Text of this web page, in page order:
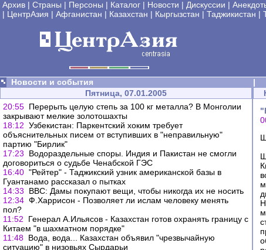
Архив | Страны | Персоны | Каталог | Новости | Дискуссии |
| ЦентрАзия | Афганистан | Казахстан | Кыргызстан | Таджикистан |
Новости и события
|
Пятница, 07.01.2005
20:55 Перерыть целую степь за 100 кг металла? В Монголии
закрывают мелкие золотошахты
18:12 Узбекистан: Паркентский хоким требует
объяснительных писем от вступивших в "неправильную"
партию "Бирлик"
17:23
Водораздельные споры. Индия и Пакистан не смогли
договориться о судьбе Ченабской ГЭС
16:40 "Рейтер" - Таджикский узник американской базы в
Гуантанамо рассказал о пытках
14:33
BBC: Дамы покупают вещи, чтобы никогда их не носить
12:34 Ф.Харрисон - Позволяет ли ислам человеку менять
пол?
11:52
Генерал А.Ильясов - Казахстан готов охранять границу с
Китаем "в шахматном порядке"
11:48 Вода, вода... Казахстан объявил "чрезвычайную
ситуацию" в низовьях Сырдарьи